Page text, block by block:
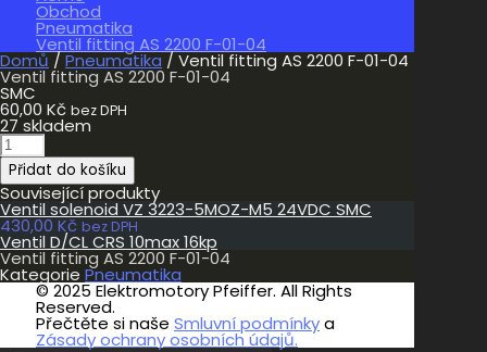
Obchod
Pneumatika
Ventil fitting AS 2200 F-01-04
Domů / Pneumatika / Ventil fitting AS 2200 F-01-04
Ventil fitting AS 2200 F-01-04
SMC
60,00 Kč bez DPH
27 skladem
Ventil
fitting
AS
2200
F-
01-
04
množství
Přidat do košíku
Související produkty
Ventil solenoid VZ 3223-5MOZ-M5 24VDC SMC
430,00 Kč bez DPH
Ventil D/CL CRS 10max 16kp
Ventil fitting AS 2200 F-01-04
Kategorie Pneumatika
© 2025 Elektromotory Pfeiffer. All Rights
Reserved.
Přečtěte si naše Smluvní podmínkya
Zásady ochrany osobních údajů.